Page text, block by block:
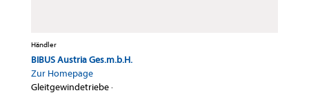
Händler
BIBUS Austria Ges.m.b.H.
Zur Homepage
Gleitgewindetriebe·